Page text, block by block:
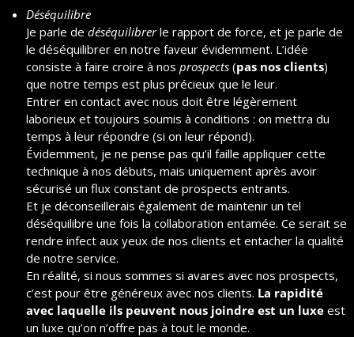
Déséquilibre
Je parle de déséquilibrer le rapport de force, et je parle de
le déséquilibrer en notre faveur évidemment. L’idée
consiste à faire croire à nos prospects (pas nos clients)
que notre temps est plus précieux que le leur.
Entrer en contact avec nous doit être légèrement
laborieux et toujours soumis à conditions : on mettra du
temps à leur répondre (si on leur répond).
Évidemment, je ne pense pas qu’il faille appliquer cette
technique à nos débuts, mais uniquement après avoir
sécurisé un flux constant de prospects entrants.
Et je déconseillerais également de maintenir un tel
déséquilibre une fois la collaboration entamée. Ce serait se
rendre infect aux yeux de nos clients et entacher la qualité
de notre service.
En réalité, si nous sommes si avares avec nos prospects,
c’est pour être généreux avec nos clients. La rapidité
avec laquelle ils peuvent nous joindre est un luxe est
un luxe qu’on n’offre pas à tout le monde.